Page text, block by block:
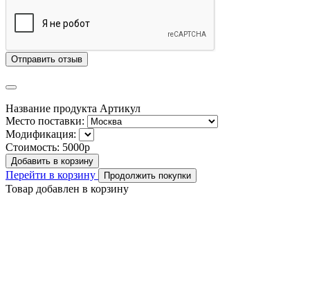
Отправить отзыв
Название продукта Артикул
Место поставки:
Модификация:
Стоимость: 5000р
Добавить в корзину
Перейти в корзину Продолжить покупки
Товар добавлен в корзину